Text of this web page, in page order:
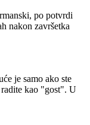
po potvrdi
nakon završetka
je samo ako ste
kao "gost". U